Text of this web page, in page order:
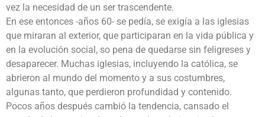
vez la necesidad de un ser trascendente.
En ese entonces -años 60- se pedía, se exigía a las iglesias
que miraran al exterior, que participaran en la vida pública y
en la evolución social, so pena de quedarse sin feligreses y
desaparecer. Muchas iglesias, incluyendo la católica, se
abrieron al mundo del momento y a sus costumbres,
algunas tanto, que perdieron profundidad y contenido.
Pocos años después cambió la tendencia, cansado el